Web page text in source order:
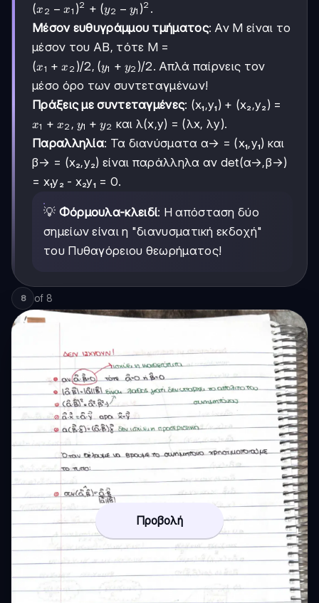
x₁,
y₂
-
(x₂-
x₁)²
+
(y₂-
y₁)²
(x 2 − x1 )2 + (y2 − y1 )2 .
Μέσον ευθυγράμμου τμήματος: Αν Μ είναι το
μέσον του ΑΒ, τότε Μ =
(x₁+x₂)/2,
(y₁+y₂)/2
(x1 + x 2 )/2, (y1 + y2 )/2. Απλά παίρνεις τον
μέσο όρο των συντεταγμένων!
Πράξεις με συντεταγμένες: (x₁,y₁) + (x₂,y₂) =
x₁+x₂,
y₁+y₂
x1 + x2 , y1 + y2 και λ(x,y) = (λx, λy).
Παραλληλία: Τα διανύσματα α→ = (x₁,y₁) και
β→ = (x₂,y₂) είναι παράλληλα αν det(α→,β→)
= x₁y₂ - x₂y₁ = 0.
💡 Φόρμουλα-κλειδί: Η απόσταση δύο
σημείων είναι η "διανυσματική εκδοχή"
του Πυθαγόρειου θεωρήματος!
8 of 8
Προβολή